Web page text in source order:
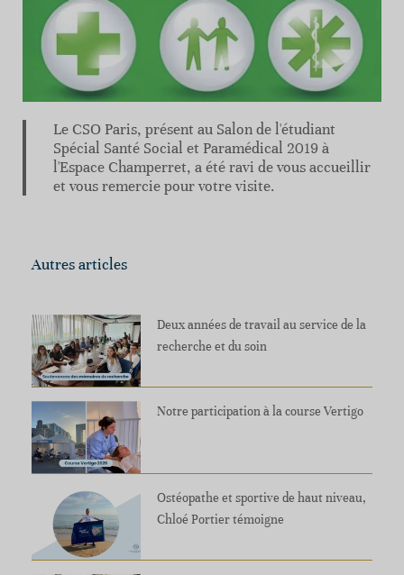
Le CSO Paris, présent au Salon de l'étudiant
Spécial Santé Social et Paramédical 2019 à
l'Espace Champerret, a été ravi de vous accueillir
et vous remercie pour votre visite.
Autres articles
Deux années de travail au service de la
recherche et du soin
Notre participation à la course Vertigo
Ostéopathe et sportive de haut niveau,
Chloé Portier témoigne